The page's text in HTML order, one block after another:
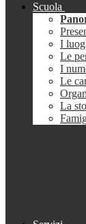
Scuola
I
Le
I
Le
La